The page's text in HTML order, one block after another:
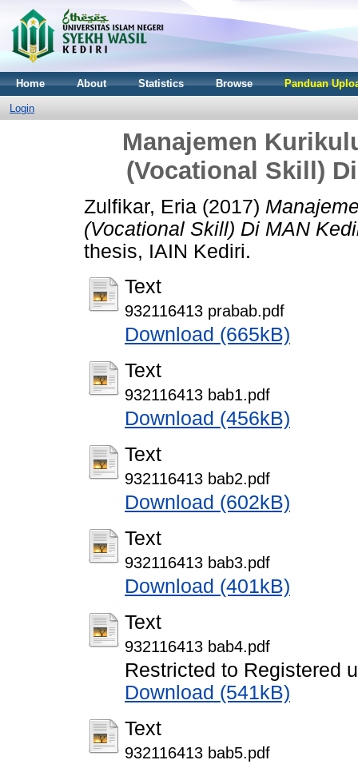
Home About Statistics Browse Panduan
Login
Manajemen
(Vocational Skill)
Zulfikar, Eria (2017)
(Vocational Skill) Di MAN
thesis, IAIN Kediri.
Text
932116413 prabab.pdf
Download (665kB)
Text
932116413 bab1.pdf
Download (456kB)
Text
932116413 bab2.pdf
Download (602kB)
Text
932116413 bab3.pdf
Download (401kB)
Text
932116413 bab4.pdf
Restricted to Registered
Download (541kB)
Text
932116413 bab5.pdf